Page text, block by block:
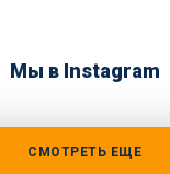
Мы в Instagram
СМОТРЕТЬ ЕЩЕ